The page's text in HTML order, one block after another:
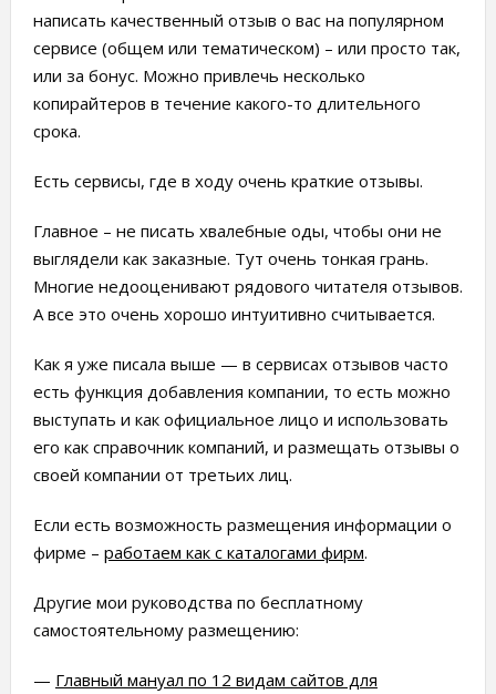
написать качественный отзыв о вас на популярном
сервисе (общем или тематическом) – или просто так,
или за бонус. Можно привлечь несколько
копирайтеров в течение какого-то длительного
срока.
Есть сервисы, где в ходу очень краткие отзывы.
Главное – не писать хвалебные оды, чтобы они не
выглядели как заказные. Тут очень тонкая грань.
Многие недооценивают рядового читателя отзывов.
А все это очень хорошо интуитивно считывается.
Как я уже писала выше — в сервисах отзывов часто
есть функция добавления компании, то есть можно
выступать и как официальное лицо и использовать
его как справочник компаний, и размещать отзывы о
своей компании от третьих лиц.
Если есть возможность размещения информации о
фирме – работаем как с каталогами фирм.
Другие мои руководства по бесплатному
самостоятельному размещению:
— Главный мануал по 12 видам сайтов для